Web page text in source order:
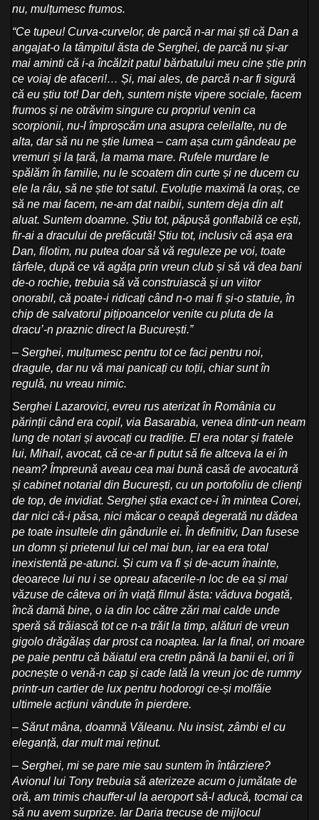
nu, mulțumesc frumos.
“Ce tupeu! Curva-curvelor, de parcă n-ar mai ști că Dan a
angajat-o la tâmpitul ăsta de Serghei, de parcă nu și-ar
mai aminti că i-a încălzit patul bărbatului meu cine știe prin
ce voiaj de afaceri!… Și, mai ales, de parcă n-ar fi sigură
că eu știu tot! Dar deh, suntem niște vipere sociale, facem
frumos și ne otrăvim singure cu propriul venin ca
scorpionii, nu-l împroșcăm una asupra celeilalte, nu de
alta, dar să nu ne știe lumea – cam așa cum gândeau pe
vremuri și la țară, la mama mare. Rufele murdare le
spălăm în familie, nu le scoatem din curte și ne ducem cu
ele la râu, să ne știe tot satul. Evoluție maximă la oraș, ce
să ne mai facem, ne-am dat naibii, suntem deja din alt
aluat. Suntem doamne. Știu tot, păpușă gonflabilă ce ești,
fir-ai a dracului de prefăcută! Știu tot, inclusiv că așa era
Dan, filotim, nu putea doar să vă reguleze pe voi, toate
târfele, după ce vă agăța prin vreun club și să vă dea bani
de-o rochie, trebuia să vă construiască și un viitor
onorabil, că poate-i ridicați când n-o mai fi și-o statuie, în
chip de salvatorul pițipoancelor venite cu pluta de la
dracu’-n praznic direct la București.”
– Serghei, mulțumesc pentru tot ce faci pentru noi,
dragule, dar nu vă mai panicați cu toții, chiar sunt în
regulă, nu vreau nimic.
Serghei Lazarovici, evreu rus aterizat în România cu
părinții când era copil, via Basarabia, venea dintr-un neam
lung de notari și avocați cu tradiție. El era notar și fratele
lui, Mihail, avocat, că ce-ar fi putut să fie altceva la ei în
neam? Împreună aveau cea mai bună casă de avocatură
și cabinet notarial din București, cu un portofoliu de clienți
de top, de invidiat. Serghei știa exact ce-i în mintea Corei,
dar nici că-i păsa, nici măcar o ceapă degerată nu dădea
pe toate insultele din gândurile ei. În definitiv, Dan fusese
un domn și prietenul lui cel mai bun, iar ea era total
inexistentă pe-atunci. Și cum va fi și de-acum înainte,
deoarece lui nu i se opreau afacerile-n loc de ea și mai
văzuse de câteva ori în viață filmul ăsta: văduva bogată,
încă damă bine, o ia din loc către zări mai calde unde
speră să trăiască tot ce n-a trăit la timp, alături de vreun
gigolo drăgălaș dar prost ca noaptea. Iar la final, ori moare
pe paie pentru că băiatul era cretin până la banii ei, ori îi
pocnește o venă-n cap și cade lată la vreun joc de rummy
printr-un cartier de lux pentru hodorogi ce-și molfăie
ultimele acțiuni vândute în pierdere.
– Sărut mâna, doamnă Văleanu. Nu insist, zâmbi el cu
eleganță, dar mult mai reținut.
– Serghei, mi se pare mie sau suntem în întârziere?
Avionul lui Tony trebuia să aterizeze acum o jumătate de
oră, am trimis chauffer-ul la aeroport să-l aducă, tocmai ca
să nu avem surprize. Iar Daria trecuse de mijlocul